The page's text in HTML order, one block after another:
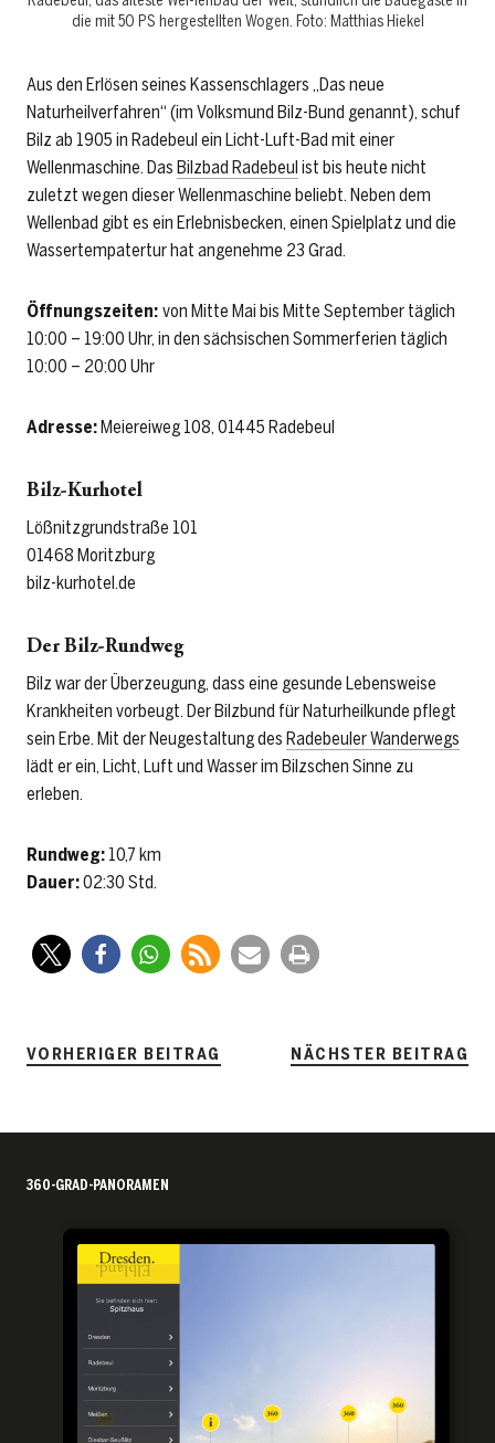
die mit 50 PS hergestellten Wogen. Foto: Matthias Hiekel
Aus den Erlösen seines Kassenschlagers „Das neue
Naturheilverfahren“ (im Volksmund Bilz-Bund genannt), schuf
Bilz ab 1905 in Radebeul ein Licht-Luft-Bad mit einer
Wellenmaschine. Das Bilzbad Radebeul ist bis heute nicht
zuletzt wegen dieser Wellenmaschine beliebt. Neben dem
Wellenbad gibt es ein Erlebnisbecken, einen Spielplatz und die
Wassertempatertur hat angenehme 23 Grad.
Öffnungszeiten: von Mitte Mai bis Mitte September täglich
10:00 – 19:00 Uhr, in den sächsischen Sommerferien täglich
10:00 – 20:00 Uhr
Adresse:Meiereiweg 108, 01445 Radebeul
Bilz-Kurhotel
Lößnitzgrundstraße 101
01468 Moritzburg
bilz-kurhotel.de
Der Bilz-Rundweg
Bilz war der Überzeugung, dass eine gesunde Lebensweise
Krankheiten vorbeugt. Der Bilzbund für Naturheilkunde pflegt
sein Erbe. Mit der Neugestaltung des Radebeuler Wanderwegs
lädt er ein, Licht, Luft und Wasser im Bilzschen Sinne zu
erleben.
Rundweg:10,7 km
Dauer:02:30 Std.
VORHERIGER BEITRAG NÄCHSTER BEITRAG
360-GRAD-PANORAMEN